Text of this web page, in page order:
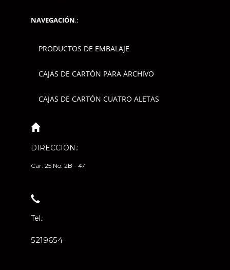
NAVEGACIÓN.:
PRODUCTOS DE EMBALAJE
CAJAS DE CARTÓN PARA ARCHIVO
CAJAS DE CARTÓN CUATRO ALETAS
DIRECCIÓN.:
Car. 25 No. 2B - 47
Tel.:
5219654